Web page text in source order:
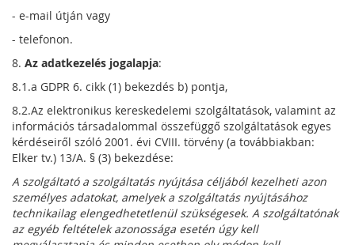
- e-mail útján vagy
- telefonon.
8. Az adatkezelés jogalapja:
8.1.a GDPR 6. cikk (1) bekezdés b) pontja,
8.2.Az elektronikus kereskedelemi szolgáltatások, valamint az
információs társadalommal összefüggő szolgáltatások egyes
kérdéseiről szóló 2001. évi CVIII. törvény (a továbbiakban:
Elker tv.) 13/A. § (3) bekezdése:
A szolgáltató a szolgáltatás nyújtása céljából kezelheti azon
személyes adatokat, amelyek a szolgáltatás nyújtásához
technikailag elengedhetetlenül szükségesek. A szolgáltatónak
az egyéb feltételek azonossága esetén úgy kell